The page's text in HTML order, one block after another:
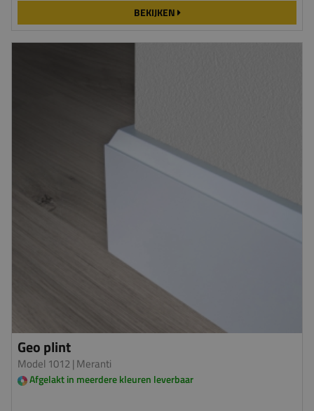
BEKIJKEN
Geo plint
Model 1012| Meranti
Afgelakt in meerdere kleuren leverbaar